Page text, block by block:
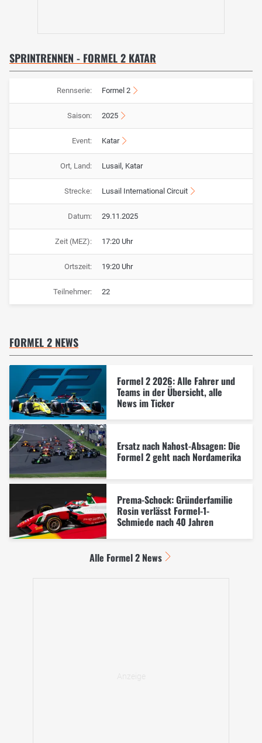
SPRINTRENNEN - FORMEL 2 KATAR
Rennserie: Formel 2
Saison: 2025
Event: Katar
Ort, Land: Lusail, Katar
Strecke: Lusail International Circuit
Datum: 29.11.2025
Zeit (MEZ): 17:20 Uhr
Ortszeit: 19:20 Uhr
Teilnehmer: 22
FORMEL 2 NEWS
Formel 2 2026: Alle Fahrer und
Teams in der Übersicht, alle
News im Ticker
Ersatz nach Nahost-Absagen: Die
Formel 2 geht nach Nordamerika
Prema-Schock: Gründerfamilie
Rosin verlässt Formel-1-
Schmiede nach 40 Jahren
Alle Formel 2 News